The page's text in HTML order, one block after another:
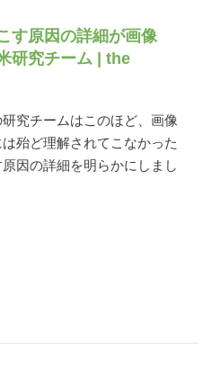
す原因の詳細が画像
研究チーム | the
究チームはこのほど、画像
殆ど理解されてこなかった
因の詳細を明らかにしまし